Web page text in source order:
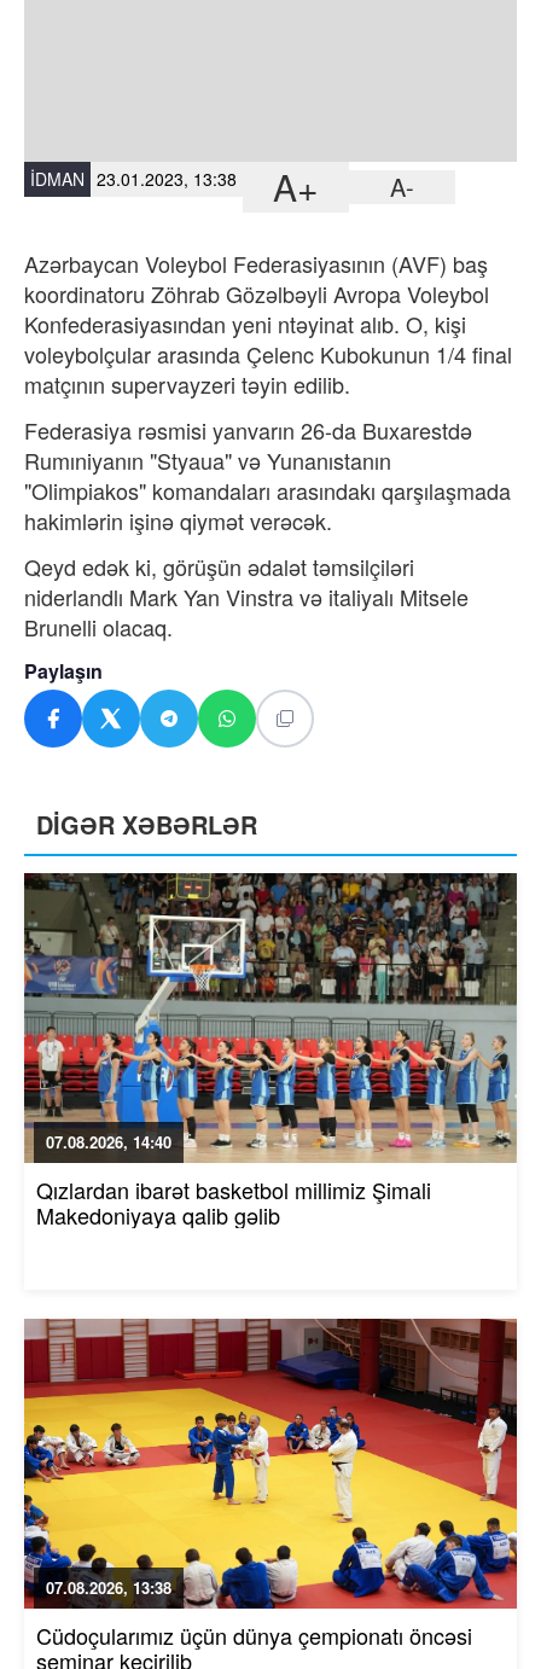
İDMAN 23.01.2023, 13:38 A+ A-
Azərbaycan Voleybol Federasiyasının (AVF) baş
koordinatoru Zöhrab Gözəlbəyli Avropa Voleybol
Konfederasiyasından yeni ntəyinat alıb. O, kişi
voleybolçular arasında Çelenc Kubokunun 1/4 final
matçının supervayzeri təyin edilib.
Federasiya rəsmisi yanvarın 26-da Buxarestdə
Rumıniyanın "Styaua" və Yunanıstanın
"Olimpiakos" komandaları arasındakı qarşılaşmada
hakimlərin işinə qiymət verəcək.
Qeyd edək ki, görüşün ədalət təmsilçiləri
niderlandlı Mark Yan Vinstra və italiyalı Mitsele
Brunelli olacaq.
Paylaşın
DİGƏR XƏBƏRLƏR
07.08.2026, 14:40
Qızlardan ibarət basketbol millimiz Şimali
Makedoniyaya qalib gəlib
07.08.2026, 13:38
Cüdoçularımız üçün dünya çempionatı öncəsi
seminar keçirilib